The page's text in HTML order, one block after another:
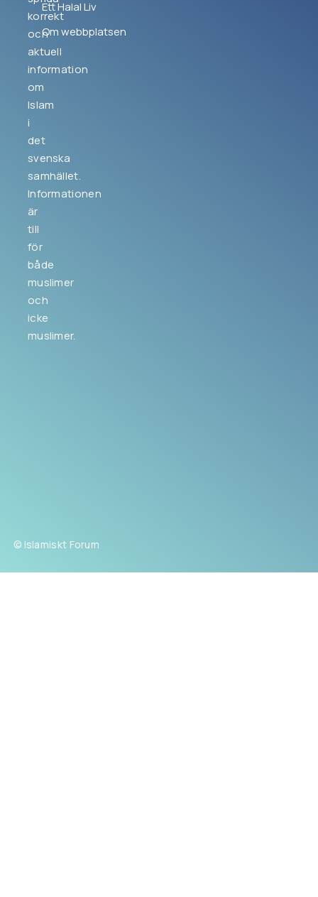
korrekt
och
aktuell
information
om
Islam
i
det
svenska
samhället.
Informationen
är
till
för
både
muslimer
och
icke
muslimer.
Ett Halal Liv
Om webbplatsen
© Islamiskt Forum